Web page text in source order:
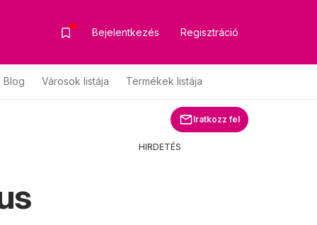
Bejelentkezés Regisztráció
Blog Városok listája Termékek listája
Iratkozz fel
HIRDETÉS